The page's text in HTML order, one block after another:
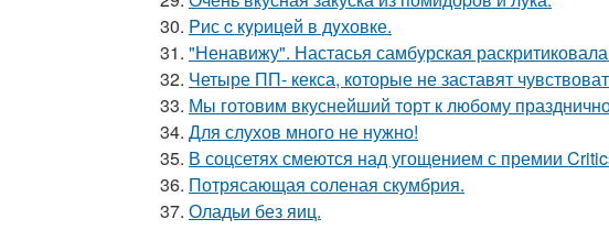
30. Pис c кypицeй в дyховке.
31. "Ненавижу". Настасья самбурская
32. Четыре ПП- кекса, которые не заставят
33. Мы готовим вкуснейший торт к любому
34. Для слухов много не нужно!
35. В соцсетях смеются над угощением с премии
36. Потрясающая соленая скумбрия.
37. Оладьи без яиц.